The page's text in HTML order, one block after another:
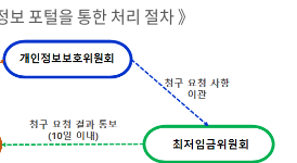
보 포털을 통한 처리 절차 》